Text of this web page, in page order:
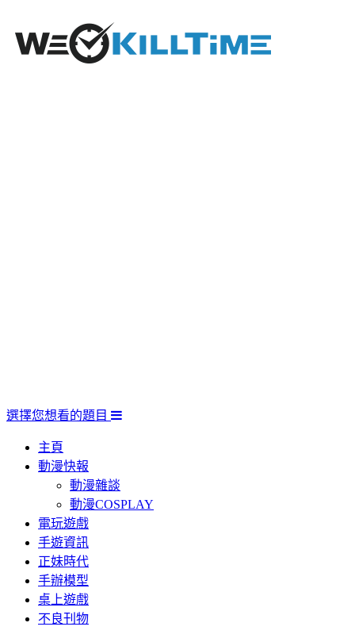
選擇您想看的題目
主頁
動漫快報
動漫雜談
動漫COSPLAY
電玩遊戲
手遊資訊
正妹時代
手辦模型
桌上遊戲
不良刊物